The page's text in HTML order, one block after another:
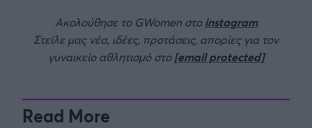
Ακολούθησε το GWomen στοinstagram
Στείλε μας νέα, ιδέες, προτάσεις, απορίες για τον
γυναικείο αθλητισμό στο[email protected]
Read More